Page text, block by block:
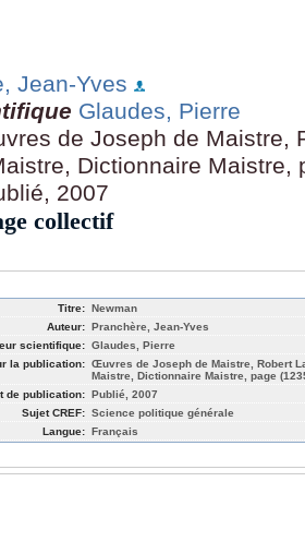
Jean-Yves
Glaudes, Pierre
de Joseph de Maistre,
Dictionnaire Maistre,
2007
collectif
Titre: Newman
Auteur: Pranchère, Jean-Yves
scientifique: Glaudes, Pierre
la publication: Œuvres de Joseph de Maistre, Robert
Maistre, Dictionnaire Maistre, page
de publication: Publié, 2007
Sujet CREF: Science politique générale
Langue: Français